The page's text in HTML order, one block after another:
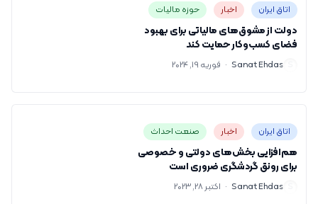
اتاق ایران اخبار حوزه مالیات
دولت از مشوق‌های مالیاتی برای بهبود
فضای کسب‌وکار حمایت کند
Sanat Ehdas
· فوریه 19, 2024
اتاق ایران اخبار صنعت احداث
هم‌افزایی بخش‌های دولتی و خصوصی
برای رونق گردشگری ضروری است
Sanat Ehdas
· اکتبر 28, 2023